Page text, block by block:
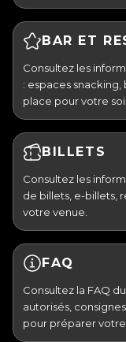
BAR ET
Consultez les
: espaces snacking,
place pour votre
BILLETS
Consultez les
de billets, e-billets,
votre venue.
FAQ
Consultez la FAQ
autorisés,
pour préparer votre